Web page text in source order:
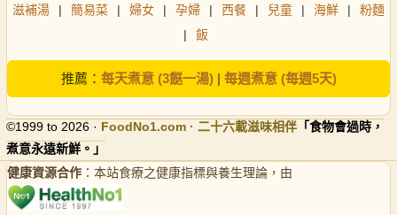
滋補湯 | 簡易菜 | 婦女 | 孕婦 | 西餐 | 兒童 | 海鮮 |
粉麵
|
飯
推薦： 每天煮意 (3餸一湯)| 每週煮意 (每週5天)
©1999 to 2026 · FoodNo1.com · 二十六載滋味相伴 「食物會過時，
煮意永遠新鮮。」
健康資源合作 ：本站食療之健康指標與養生理論，由